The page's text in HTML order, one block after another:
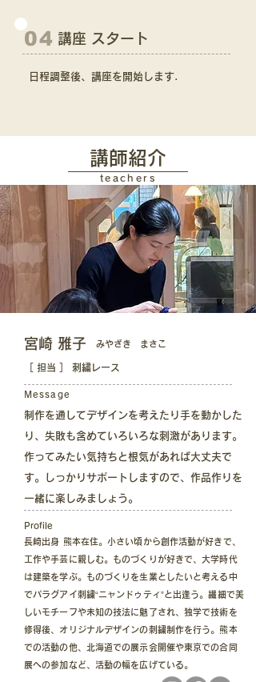
04 講座 スタート
日程調整後、講座を開始します.
講師紹介
teachers
宮崎 雅子 みやざき まさこ
［ 担当 ］ 刺繍レース
制作を通してデザインを考えたり手を動かした
り、失敗も含めていろいろな刺激があります。
作ってみたい気持ちと根気があれば大丈夫で
す。しっかりサポートしますので、作品作りを
一緒に楽しみましょう。
Message
​Profile
長崎出身 熊本在住。小さい頃から創作活動が好きで、
工作や手芸に親しむ。ものづくりが好きで、大学時代
は建築を学ぶ。ものづくりを生業としたいと考える中
でパラグアイ刺繍“ニャンドゥティ”と出逢う。繊細で美
しいモチーフや未知の技法に魅了され、独学で技術を
修得後、オリジナルデザインの刺繍制作を行う。熊本
での活動の他、北海道での展示会開催や東京での合同
展への参加など、活動の幅を広げている。